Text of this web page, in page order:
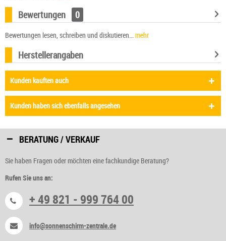
Bewertungen 0
Bewertungen lesen, schreiben und diskutieren... mehr
Herstellerangaben
Kunden kauften auch
Kunden haben sich ebenfalls angesehen
BERATUNG / VERKAUF
Sie haben Fragen oder möchten eine fachkundige Beratung?
Rufen Sie uns an:
+ 49 821 - 999 764 00
info@sonnenschirm-zentrale.de